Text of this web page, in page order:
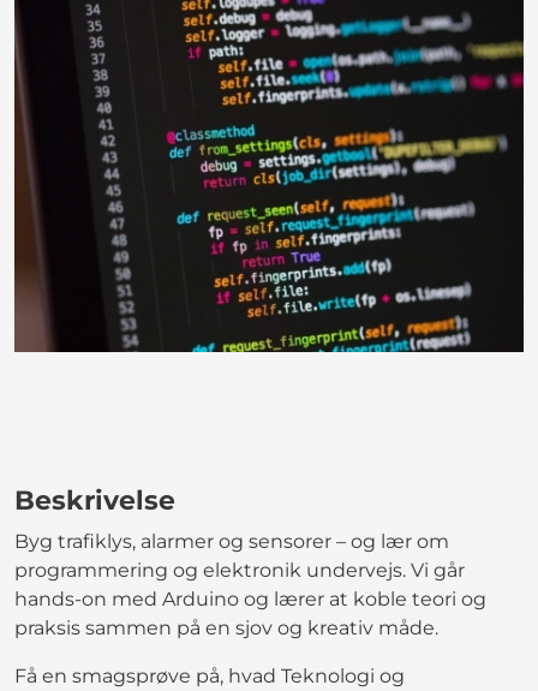
Beskrivelse
Byg trafiklys, alarmer og sensorer – og lær om
programmering og elektronik undervejs. Vi går
hands-on med Arduino og lærer at koble teori og
praksis sammen på en sjov og kreativ måde.
Få en smagsprøve på, hvad Teknologi og